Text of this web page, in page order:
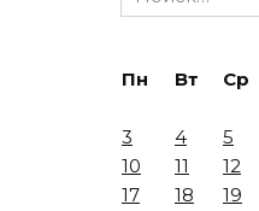
for:
Пн Вт Ср
3
4 5
10
11 12
17
18 19